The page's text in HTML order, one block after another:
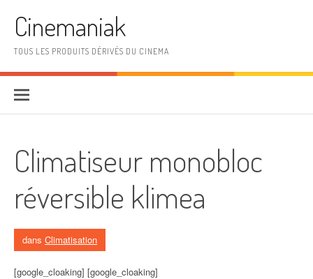
Cinemaniak
TOUS LES PRODUITS DÉRIVÉS DU CINEMA
Climatiseur monobloc
réversible klimea
dans Climatisation
[google_cloaking] [google_cloaking]